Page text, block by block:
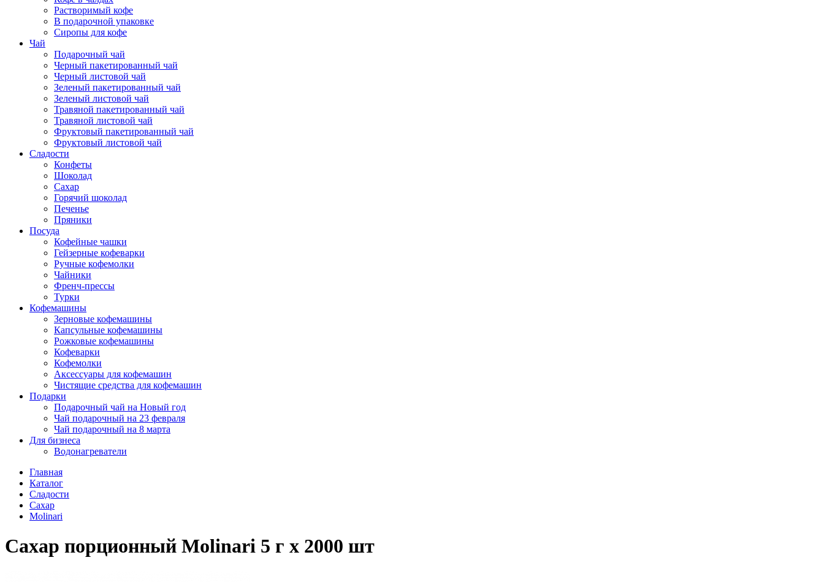
Растворимый кофе
В подарочной упаковке
Сиропы для кофе
Чай
Подарочный чай
Черный пакетированный чай
Черный листовой чай
Зеленый пакетированный чай
Зеленый листовой чай
Травяной пакетированный чай
Травяной листовой чай
Фруктовый пакетированный чай
Фруктовый листовой чай
Сладости
Конфеты
Шоколад
Сахар
Горячий шоколад
Печенье
Пряники
Посуда
Кофейные чашки
Гейзерные кофеварки
Ручные кофемолки
Чайники
Френч-прессы
Турки
Кофемашины
Зерновые кофемашины
Капсульные кофемашины
Рожковые кофемашины
Кофеварки
Кофемолки
Аксессуары для кофемашин
Чистящие средства для кофемашин
Подарки
Подарочный чай на Новый год
Чай подарочный на 23 февраля
Чай подарочный на 8 марта
Для бизнеса
Водонагреватели
Главная
Каталог
Сладости
Сахар
Molinari
Сахар порционный Molinari 5 г х 2000 шт